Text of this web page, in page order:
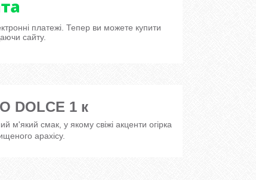
платежі. Тепер ви можете купити
сайту.
DOLCE 1 к
смак, у якому свіжі акценти огірка
арахісу.